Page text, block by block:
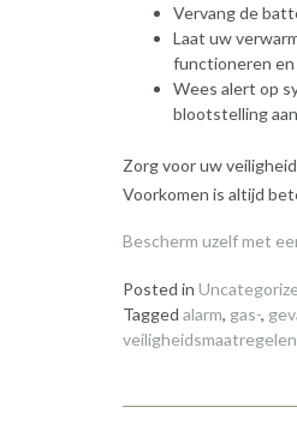
Vervang de
Laat uw
functioneren en
Wees alert op
blootstelling
Zorg voor uw
Voorkomen is altijd
Bescherm uzelf met
Posted in
Tagged alarm, gas-,
veiligheidsmaatregelen